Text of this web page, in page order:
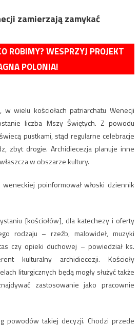
zamierzają zamykać
ROBIMY? WESPRZYJ PROJEKT
POLONIA!
w wielu kościołach patriarchatu Wenecji
liczba Mszy Świętych. Z powodu
pustkami, stąd regularne celebracje
zbyt drogie. Archidiecezja planuje inne
w obszarze kultury.
poinformował włoski dziennik
[kościołów], dla katechezy i oferty
rodzaju – rzeźb, malowideł, muzyki
czy opieki duchowej – powiedział ks.
kulturalny archidiecezji. Kościoły
liturgicznych będą mogły służyć także
zastosowanie jako pracownie
powodów takiej decyzji. Chodzi przede